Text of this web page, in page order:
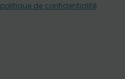
politique de confidentialité